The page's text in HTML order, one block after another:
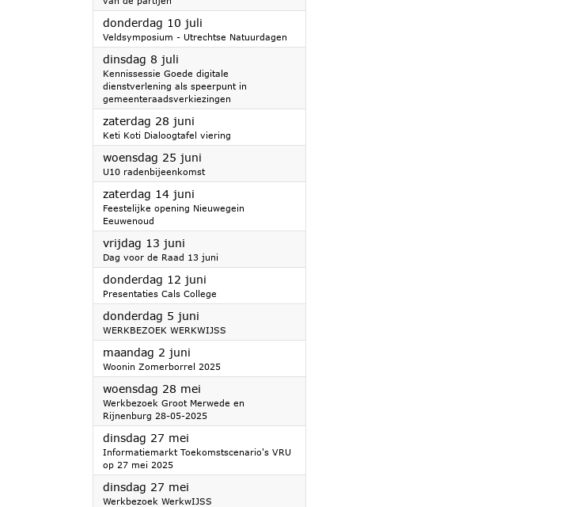
donderdag 10 juli
Veldsymposium - Utrechtse Natuurdagen
dinsdag 8 juli
Kennissessie Goede digitale
dienstverlening als speerpunt in
gemeenteraadsverkiezingen
zaterdag 28 juni
Keti Koti Dialoogtafel viering
woensdag 25 juni
U10 radenbijeenkomst
zaterdag 14 juni
Feestelijke opening Nieuwegein
Eeuwenoud
vrijdag 13 juni
Dag voor de Raad 13 juni
donderdag 12 juni
Presentaties Cals College
donderdag 5 juni
WERKBEZOEK WERKWIJSS
maandag 2 juni
Woonin Zomerborrel 2025
woensdag 28 mei
Werkbezoek Groot Merwede en
Rijnenburg 28-05-2025
dinsdag 27 mei
Informatiemarkt Toekomstscenario's VRU
op 27 mei 2025
dinsdag 27 mei
Werkbezoek WerkwIJSS